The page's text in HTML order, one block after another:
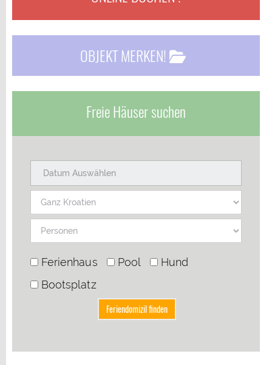
OBJEKT MERKEN!
Freie Häuser suchen
Ferienhaus Pool
Hund
Bootsplatz